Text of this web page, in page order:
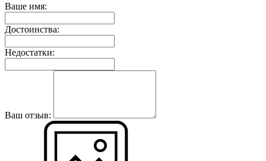
Ваше имя:
Достоинства:
Недостатки:
Ваш отзыв: